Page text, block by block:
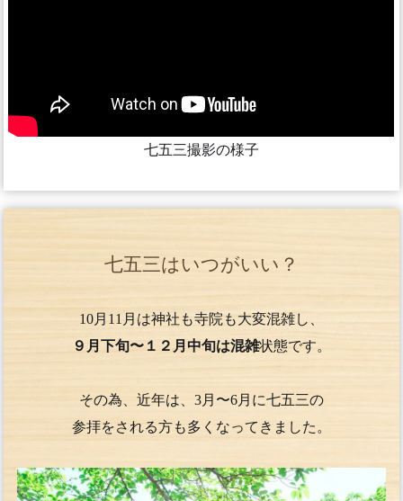
七五三撮影の様子
七五三はいつがいい？
10月11月は神社も寺院も大変混雑し、
９月下旬〜１２月中旬は混雑状態です。
その為、近年は、3月〜6月に七五三の
参拝をされる方も多くなってきました。